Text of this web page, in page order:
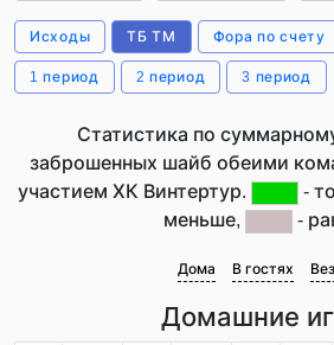
Исходы ТБ ТМ Фора по счету
1 период 2 период 3 период
Статистика по
заброшенных шайб обеими
участием ХК Винтертур.
-
меньше,
-
Дома В гостях
Домашние